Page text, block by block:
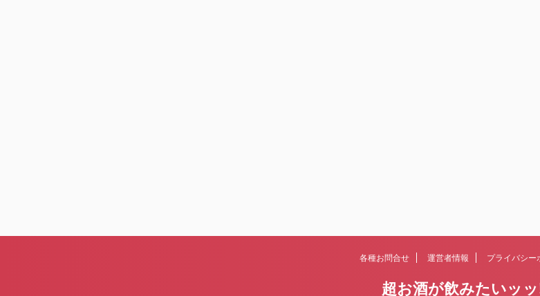
各種お問合せ 運営者情報 プライバシー
超お酒が飲みたいッ